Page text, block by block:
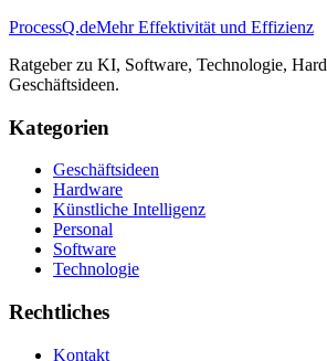
ProcessQ.deMehr Effektivität und Effizienz
Ratgeber zu KI, Software, Technologie,
Geschäftsideen.
Kategorien
Geschäftsideen
Hardware
Künstliche Intelligenz
Personal
Software
Technologie
Rechtliches
Kontakt